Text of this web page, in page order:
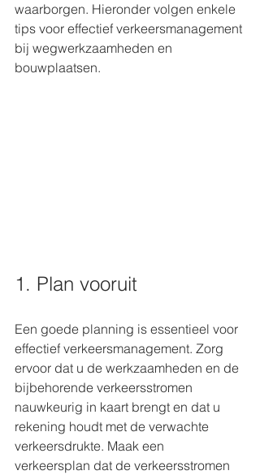
waarborgen. Hieronder volgen enkele
tips voor effectief verkeersmanagement
bij wegwerkzaamheden en
bouwplaatsen.
1. Plan vooruit
Een goede planning is essentieel voor
effectief verkeersmanagement. Zorg
ervoor dat u de werkzaamheden en de
bijbehorende verkeersstromen
nauwkeurig in kaart brengt en dat u
rekening houdt met de verwachte
verkeersdrukte. Maak een
verkeersplan dat de verkeersstromen